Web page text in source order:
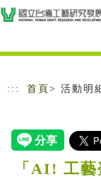
跳到主要內容
網站導覽
::: 首頁 > 活動明
「AI! 工